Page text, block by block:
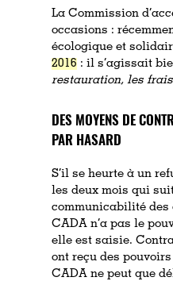
La Commission
occasions :
écologique et
2016 : il s’agissait
restauration, les
DES MOYENS DE
PAR HASARD
S’il se heurte à un
les deux mois qui
communicabilité des
CADA n’a pas le
elle est saisie.
ont reçu des
CADA ne peut que